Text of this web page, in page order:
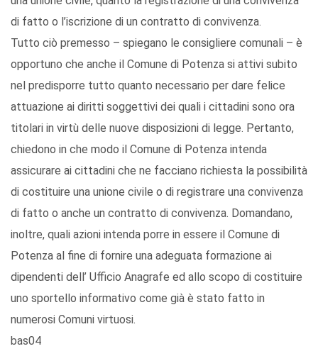
di fatto o l’iscrizione di un contratto di convivenza.
Tutto ciò premesso – spiegano le consigliere comunali – è
opportuno che anche il Comune di Potenza si attivi subito
nel predisporre tutto quanto necessario per dare felice
attuazione ai diritti soggettivi dei quali i cittadini sono ora
titolari in virtù delle nuove disposizioni di legge. Pertanto,
chiedono in che modo il Comune di Potenza intenda
assicurare ai cittadini che ne facciano richiesta la possibilità
di costituire una unione civile o di registrare una convivenza
di fatto o anche un contratto di convivenza. Domandano,
inoltre, quali azioni intenda porre in essere il Comune di
Potenza al fine di fornire una adeguata formazione ai
dipendenti dell’ Ufficio Anagrafe ed allo scopo di costituire
uno sportello informativo come già è stato fatto in
numerosi Comuni virtuosi.
bas04